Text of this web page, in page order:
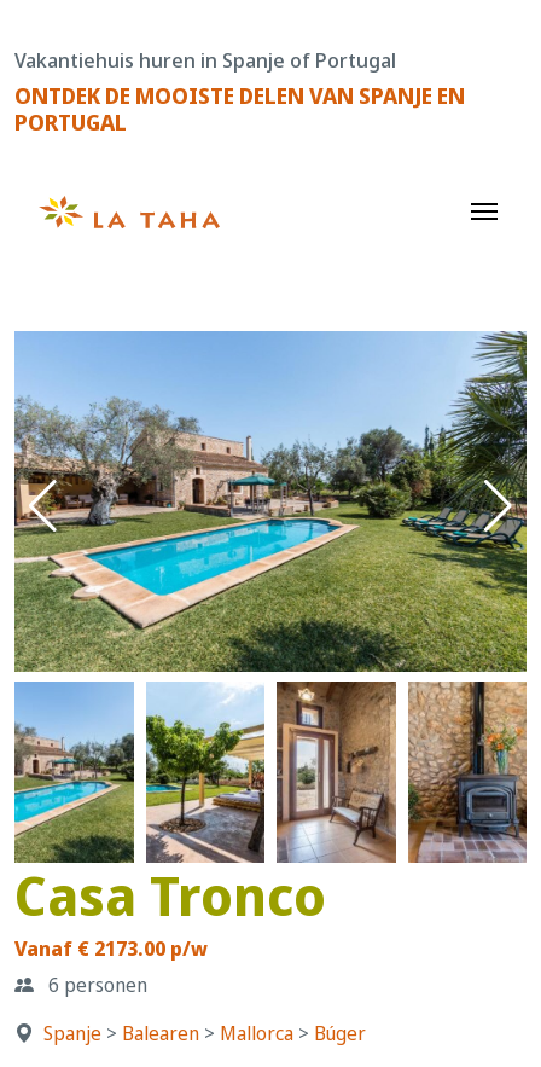
de
content
Vakantiehuis huren in Spanje of Portugal
ONTDEK DE MOOISTE DELEN VAN SPANJE EN
PORTUGAL
Casa Tronco
Vanaf € 2173.00 p/w
6 personen
Spanje > Balearen > Mallorca > Búger